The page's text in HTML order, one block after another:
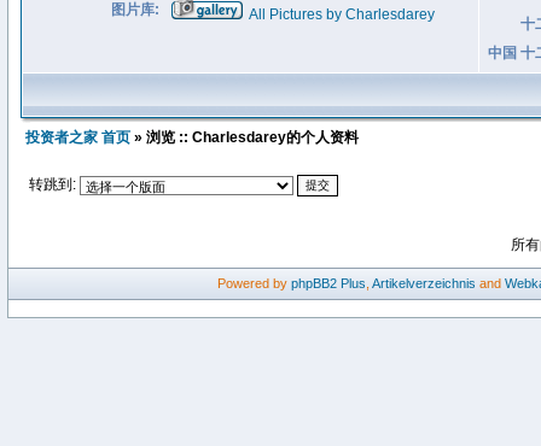
十
中国 十
图片库:
All Pictures by Charlesdarey
投资者之家 首页 » 浏览 :: Charlesdarey的个人资料
转跳到:
所
Powered by phpBB2 Plus Artikelverzeichnis and